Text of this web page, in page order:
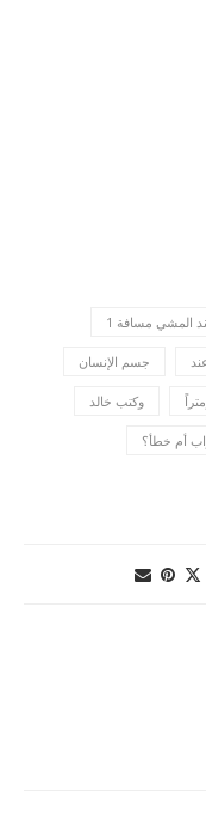
جسم الإنسان
وكتب خالد
أم خطأ؟